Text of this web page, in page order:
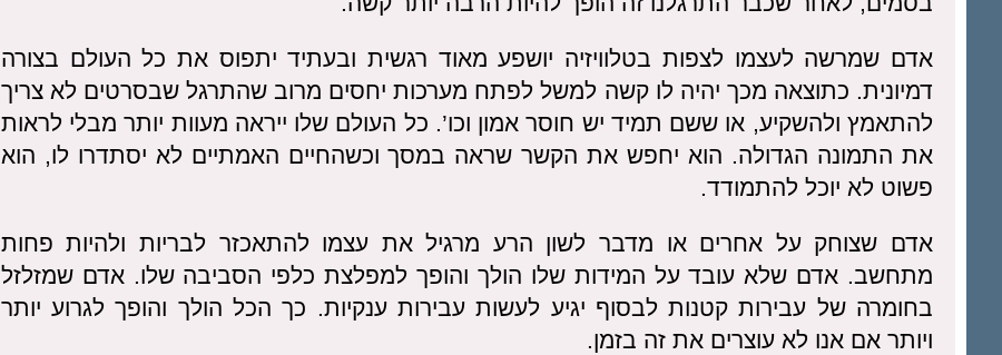
אדם שמרשה לעצמו לצפות בטלוויזיה יושפע מאוד רגשית ובעתיד יתפוס את כל העולם בצורה
דמיונית. כתוצאה מכך יהיה לו קשה למשל לפתח מערכות יחסים מרוב שהתרגל שבסרטים לא צריך
להתאמץ ולהשקיע, או ששם תמיד יש חוסר אמון וכו’. כל העולם שלו ייראה מעוות יותר מבלי לראות
את התמונה הגדולה. הוא יחפש את הקשר שראה במסך וכשהחיים האמתיים לא יסתדרו לו, הוא
פשוט לא יוכל להתמודד.
אדם שצוחק על אחרים או מדבר לשון הרע מרגיל את עצמו להתאכזר לבריות ולהיות פחות
מתחשב. אדם שלא עובד על המידות שלו הולך והופך למפלצת כלפי הסביבה שלו. אדם שמזלזל
בחומרה של עבירות קטנות לבסוף יגיע לעשות עבירות ענקיות. כך הכל הולך והופך לגרוע יותר
ויותר אם אנו לא עוצרים את זה בזמן.